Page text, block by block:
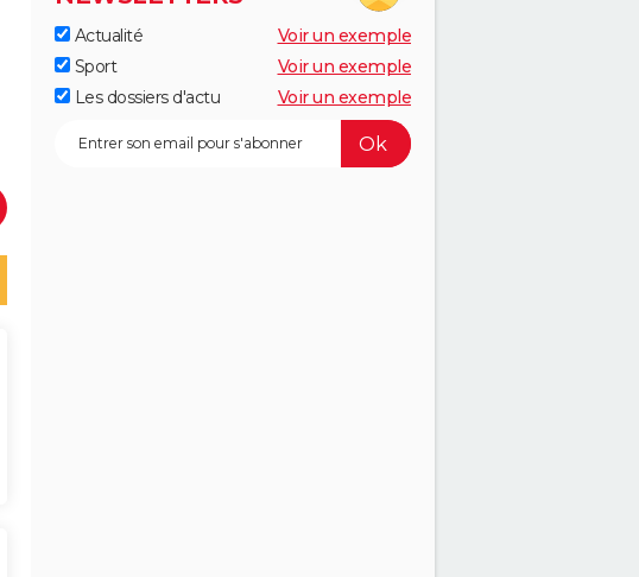
Actualité
Voir un exemple
Sport
Voir un exemple
Les dossiers d'actu
Voir un exemple